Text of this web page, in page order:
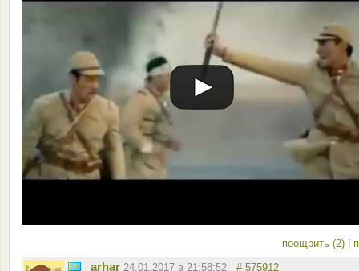
поощрить (2) |
arhar 24.01.2017 в 21:58:52 # 575912